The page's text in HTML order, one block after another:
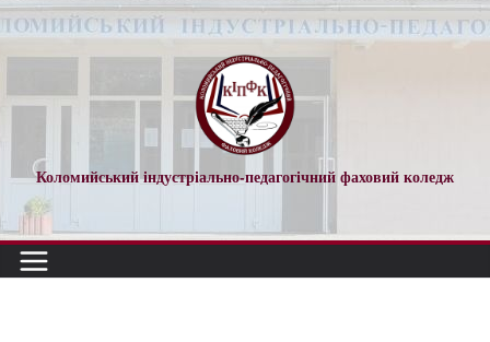
Перейти
до
Коломийський індустріально-педагогічний фаховий коледж